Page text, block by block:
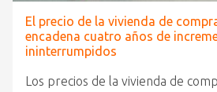
El precio de la vivienda de
encadena cuatro años de
ininterrumpidos
Los precios de la vivienda de